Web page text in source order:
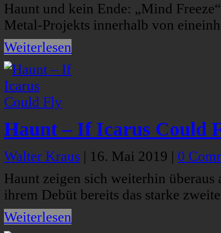
Haunt und kein Ende: „Mind
Metal-Projekts innerhalb von
Weiterlesen
Haunt – If Icarus Could
Walter Kraus | 16. Mai 2019 | 0
Haunt zeigen sich weiterhin
ihrem Debüt bereits das starke
Weiterlesen